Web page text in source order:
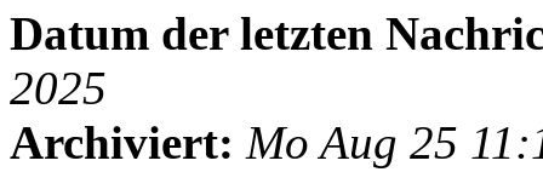
Datum der letzten
2025
Archiviert: Mo Aug 25